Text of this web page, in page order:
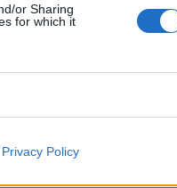
or Sharing
for which it
Privacy Policy
na pokrzywdzonego.
ona reagować na każde
w sobotę
53-letni
wykazała, że